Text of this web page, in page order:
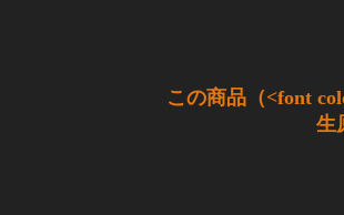
この商品（<font
生